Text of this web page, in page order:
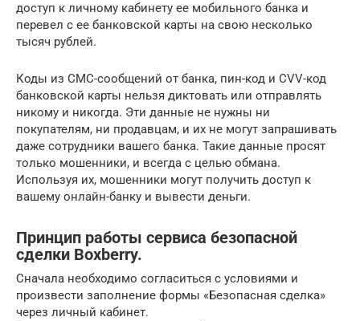
доступ к личному кабинету ее мобильного банка и
перевел с ее банковской карты на свою несколько
тысяч рублей.
Коды из СМС-сообщений от банка, пин-код и CVV-код
банковской карты нельзя диктовать или отправлять
никому и никогда. Эти данные не нужны ни
покупателям, ни продавцам, и их не могут запрашивать
даже сотрудники вашего банка. Такие данные просят
только мошенники, и всегда с целью обмана.
Используя их, мошенники могут получить доступ к
вашему онлайн-банку и вывести деньги.
Принцип работы сервиса безопасной
сделки Boxberry.
Сначала необходимо согласиться с условиями и
произвести заполнение формы «Безопасная сделка»
через личный кабинет.